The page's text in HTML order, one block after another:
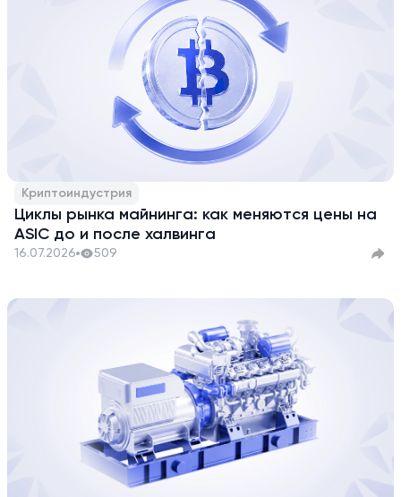
Криптоиндустрия
Циклы рынка майнинга: как меняются цены на
ASIC до и после халвинга
16.07.2026 509